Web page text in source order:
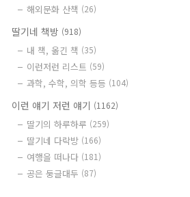
해외문화 산책 (26)
딸기네 책방 (918)
내 책, 옮긴 책 (35)
이런저런 리스트 (59)
과학, 수학, 의학 등등 (104)
이런 얘기 저런 얘기 (1162)
딸기의 하루하루 (259)
딸기네 다락방 (166)
여행을 떠나다 (181)
공은 둥글대두 (87)